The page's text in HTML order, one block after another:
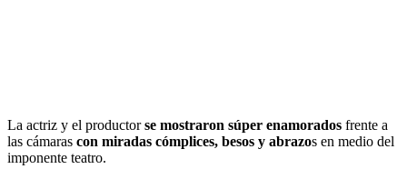
La actriz y el productorse mostraron súper enamorados frente a
las cámaras con miradas cómplices, besos y abrazos en medio del
imponente teatro.